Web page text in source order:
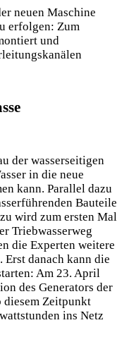
neuen Maschine
erfolgen: Zum
und
der wasserseitigen
in die neue
kann. Parallel dazu
Bauteile
wird zum ersten Mal
Triebwasserweg
die Experten weitere
danach kann die
Am 23. April
des Generators der
diesem Zeitpunkt
ins Netz